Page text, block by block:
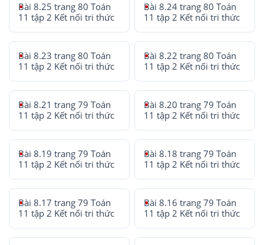
Bài 8.25 trang 80 Toán
11 tập 2 Kết nối tri thức
Bài 8.24 trang 80 Toán
11 tập 2 Kết nối tri thức
Bài 8.23 trang 80 Toán
11 tập 2 Kết nối tri thức
Bài 8.22 trang 80 Toán
11 tập 2 Kết nối tri thức
Bài 8.21 trang 79 Toán
11 tập 2 Kết nối tri thức
Bài 8.20 trang 79 Toán
11 tập 2 Kết nối tri thức
Bài 8.19 trang 79 Toán
11 tập 2 Kết nối tri thức
Bài 8.18 trang 79 Toán
11 tập 2 Kết nối tri thức
Bài 8.17 trang 79 Toán
11 tập 2 Kết nối tri thức
Bài 8.16 trang 79 Toán
11 tập 2 Kết nối tri thức